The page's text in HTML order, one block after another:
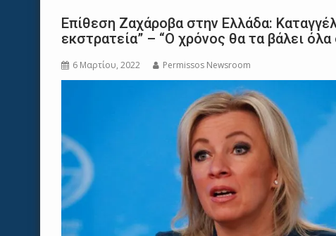
Επίθεση Ζαχάροβα στην Ελλάδα:
εκστρατεία” – “Ο χρόνος θα τα βάλει
6 Μαρτίου, 2022 Permissos Newsroom